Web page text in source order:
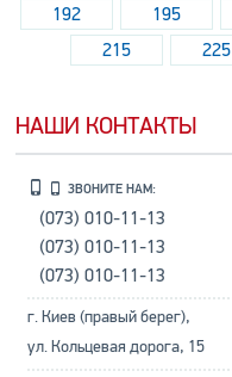
192
195
215
225
НАШИ КОНТАКТЫ
ЗВОНИТЕ НАМ:
(073) 010-11-13
(073) 010-11-13
(073) 010-11-13
г. Киев (правый берег),
ул. Кольцевая дорога, 15